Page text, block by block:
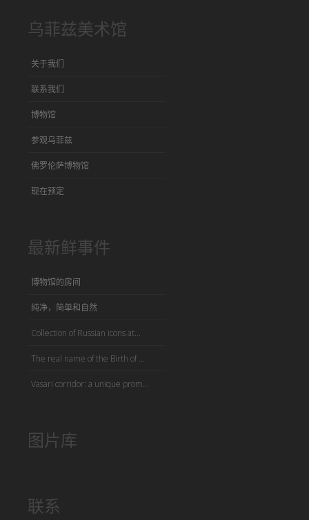
乌菲兹美术馆
关于我们
联系我们
博物馆
参观乌菲兹
佛罗伦萨博物馆
现在预定
最新鲜事件
博物馆的房间
纯净，简单和自然
Collection of Russian icons at...
The real name of the Birth of ...
Vasari corridor: a unique prom...
图片库
联系